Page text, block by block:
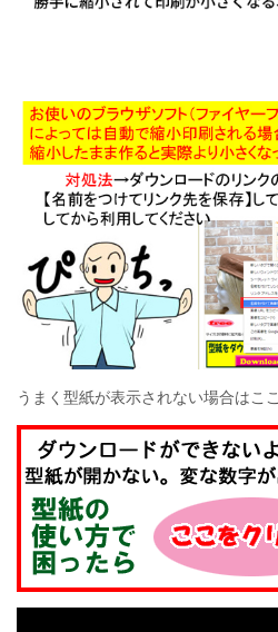
うまく型紙が表示されない場合はここ